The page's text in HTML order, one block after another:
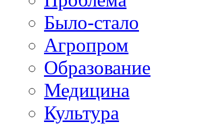
Было-стало
Агропром
Образование
Медицина
Культура